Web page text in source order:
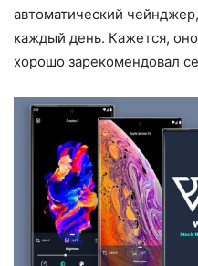
автоматический
каждый день. Кажется,
хорошо зарекомендовал